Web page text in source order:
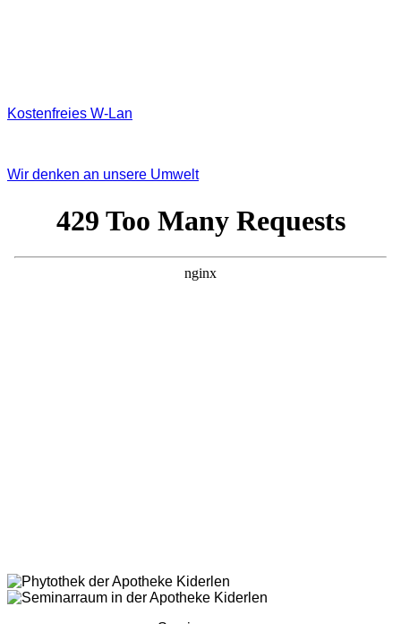
Kostenfreies W‐Lan
Wir denken an unsere Umwelt